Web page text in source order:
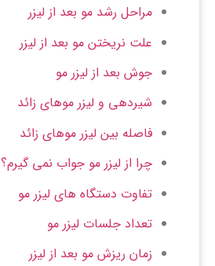
مراحل رشد مو بعد از لیزر
علت نریختن مو بعد از لیزر
جوش بعد از لیزر مو
شیردهی و لیزر موهای زائد
فاصله بین لیزر موهای زائد
چرا از لیزر مو جواب نمی گیرم؟
تفاوت دستگاه های لیزر مو
تعداد جلسات لیزر مو
زمان ریزش مو بعد از لیزر